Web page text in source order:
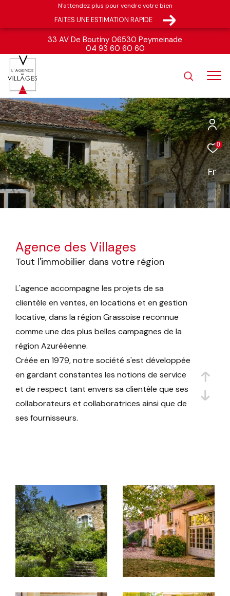
N'attendez plus pour vendre votre bien
FAITES UNE ESTIMATION RAPIDE
33 AV De Boutiny 06530 Peymeinade
04 93 60 60 60
0
Fr
Agence des Villages
Tout l'immobilier dans votre région
L'agence accompagne les projets de sa
clientèle en ventes, en locations et en gestion
locative, dans la région Grassoise reconnue
comme une des plus belles campagnes de la
région Azurééenne.
Créée en 1979, notre société s'est développée
en gardant constantes les notions de service
et de respect tant envers sa clientèle que ses
collaborateurs et collaboratrices ainsi que de
ses fournisseurs.